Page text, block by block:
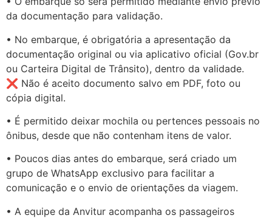
da documentação para validação.
• No embarque, é obrigatória a apresentação da
documentação original ou via aplicativo oficial (Gov.br
ou Carteira Digital de Trânsito), dentro da validade.
❌ Não é aceito documento salvo em PDF, foto ou
cópia digital.
• É permitido deixar mochila ou pertences pessoais no
ônibus, desde que não contenham itens de valor.
• Poucos dias antes do embarque, será criado um
grupo de WhatsApp exclusivo para facilitar a
comunicação e o envio de orientações da viagem.
• A equipe da Anvitur acompanha os passageiros